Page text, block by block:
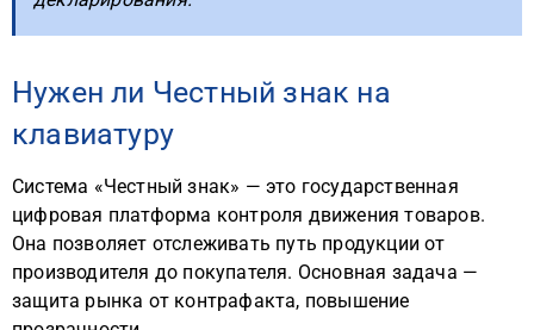
Нужен ли Честный знак на
клавиатуру
Система «Честный знак» — это государственная
цифровая платформа контроля движения товаров.
Она позволяет отслеживать путь продукции от
производителя до покупателя. Основная задача —
защита рынка от контрафакта, повышение